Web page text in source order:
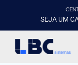
SEJA UM